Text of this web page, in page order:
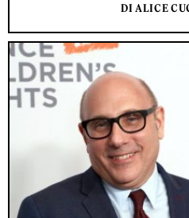
DI ALICE